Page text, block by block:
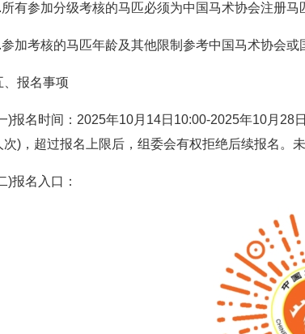
有参加分级考核的马匹必须为中国马术协会注册马
加考核的马匹年龄及其他限制参考中国马术协会或
、报名事项
)报名时间：2025年10月14日10:00-2025年10月28
次)，超过报名上限后，组委会有权拒绝后续报名。
)报名入口：